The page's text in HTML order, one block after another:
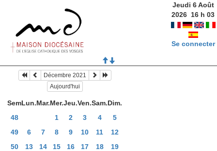
Jeudi 6 Août
2026 16 h03
Se connecter
Décembre 2021
Aujourd'hui
SemLun.Mar.Mer.Jeu.Ven.Sam.Dim.
48
1 2 3 4
5
49
6 7 8 9 10 11
12
50
13 14 15 16 17 18
19